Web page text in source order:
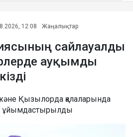
12:08 Жаңалықтар
сайлауалды
ауқымды
Қызылорда қалаларында
ұйымдастырылды